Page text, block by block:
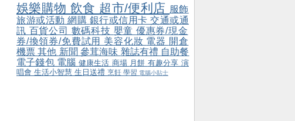
娛樂購物 飲食 超市/便利店 服飾
旅游或活動 網購 銀行或信用卡 交通或通
訊 百貨公司 數碼科技 嬰童 優惠券/現金
券/換領券/免費試用 美容化妝 電器 開倉
機票其他 新聞參茸海味 雜誌有禮 自助餐
電子錢包 電腦 健康生活 商場 月餅 有趣分享 演
唱會 生活小智慧 生日送禮 烹飪 學習 電腦小貼士